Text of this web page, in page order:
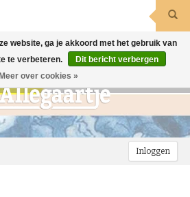
Inloggen
website, ga je akkoord met het gebruik van
te verbeteren.
Dit bericht verbergen
Meer over cookies »